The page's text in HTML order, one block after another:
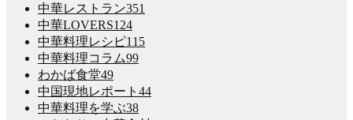
中華レストラン351
中華LOVERS124
中華料理レシピ115
中華料理コラム99
わかば食堂49
中国現地レポート 44
中華料理を学ぶ38